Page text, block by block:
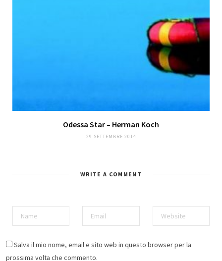
Odessa Star – Herman Koch
29 SETTEMBRE 2014
WRITE A COMMENT
Salva il mio nome, email e sito web in questo browser per la
prossima volta che commento.